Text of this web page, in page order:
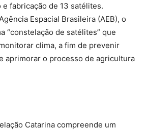
fabricação de 13 satélites.
Espacial Brasileira (AEB), o
“constelação de satélites” que
clima, a fim de prevenir
aprimorar o processo de agricultura
Catarina compreende um